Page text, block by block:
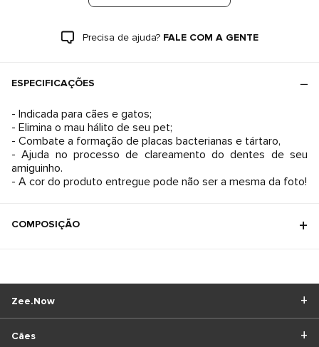
Precisa de ajuda? FALE COM A GENTE
ESPECIFICAÇÕES
- Indicada para cães e gatos;
- Elimina o mau hálito de seu pet;
- Combate a formação de placas bacterianas e tártaro,
- Ajuda no processo de clareamento do dentes de seu
amiguinho.
- A cor do produto entregue pode não ser a mesma da foto!
COMPOSIÇÃO
Cães
Zee.Now